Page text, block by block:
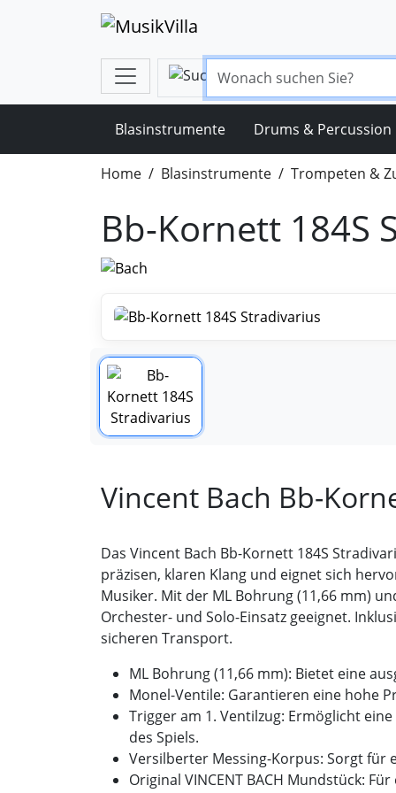
Blasinstrumente Drums & Percussion
Home Blasinstrumente Trompeten &
Bb-Kornett 184S
Vincent Bach Bb-
Das Vincent Bach Bb-Kornett 184S
präzisen, klaren Klang und eignet sich
Musiker. Mit der ML Bohrung (11,66 mm)
Orchester- und Solo-Einsatz geeignet.
sicheren Transport.
ML Bohrung (11,66 mm): Bietet eine
Monel-Ventile: Garantieren eine hohe
Trigger am 1. Ventilzug: Ermöglicht
des Spiels.
Versilberter Messing-Korpus: Sorgt für
Original VINCENT BACH Mundstück: